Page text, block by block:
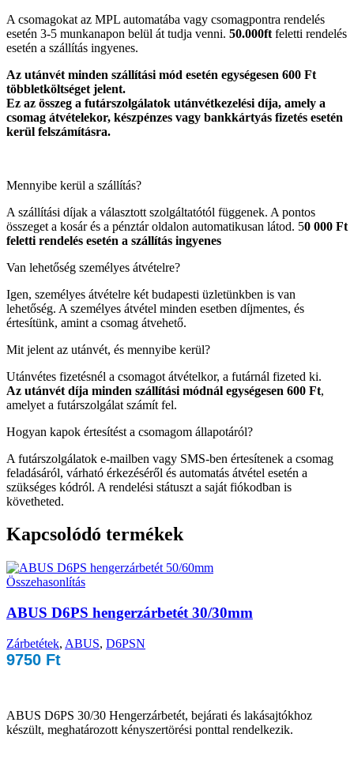
A csomagokat az MPL automatába vagy csomagpontra rendelés
esetén 3-5 munkanapon belül át tudja venni. 50.000ft feletti rendelés
esetén a szállítás ingyenes.
Az utánvét minden szállítási mód esetén egységesen 600 Ft
többletköltséget jelent.
Ez az összeg a futárszolgálatok utánvétkezelési díja, amely a
csomag átvételekor, készpénzes vagy bankkártyás fizetés esetén
kerül felszámításra.
Mennyibe kerül a szállítás?
A szállítási díjak a választott szolgáltatótól függenek. A pontos
összeget a kosár és a pénztár oldalon automatikusan látod. 50 000 Ft
feletti rendelés esetén a szállítás ingyenes
Van lehetőség személyes átvételre?
Igen, személyes átvételre két budapesti üzletünkben is van
lehetőség. A személyes átvétel minden esetben díjmentes, és
értesítünk, amint a csomag átvehető.
Mit jelent az utánvét, és mennyibe kerül?
Utánvétes fizetésnél a csomagot átvételkor, a futárnál fizeted ki.
Az utánvét díja minden szállítási módnál egységesen 600 Ft,
amelyet a futárszolgálat számít fel.
Hogyan kapok értesítést a csomagom állapotáról?
A futárszolgálatok e-mailben vagy SMS-ben értesítenek a csomag
feladásáról, várható érkezéséről és automatás átvétel esetén a
szükséges kódról. A rendelési státuszt a saját fiókodban is
követheted.
Kapcsolódó termékek
Összehasonlítás
ABUS D6PS hengerzárbetét 30/30mm
Zárbetétek, ABUS, D6PSN
9750 Ft
ABUS D6PS 30/30 Hengerzárbetét, bejárati és lakásajtókhoz
készült, meghatározott kényszertörési ponttal rendelkezik.